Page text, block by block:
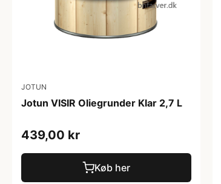
JOTUN
Jotun VISIR Oliegrunder Klar 2,7 L
439,00 kr
Køb her